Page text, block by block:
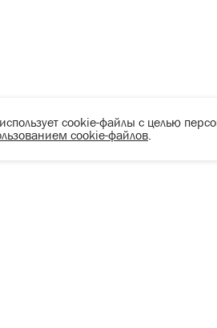
cookie-файлы с целью
cookie-файлов.